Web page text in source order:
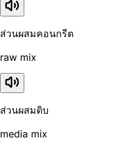
ส่วนผสมคอนกรีต
raw mix
ส่วนผสมดิบ
media mix